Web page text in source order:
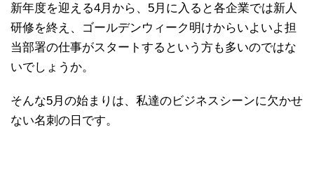
新年度を迎える4月から、5月に入ると各企業では新人
研修を終え、ゴールデンウィーク明けからいよいよ担
当部署の仕事がスタートするという方も多いのではな
いでしょうか。
そんな5月の始まりは、私達のビジネスシーンに欠かせ
ない名刺の日です。